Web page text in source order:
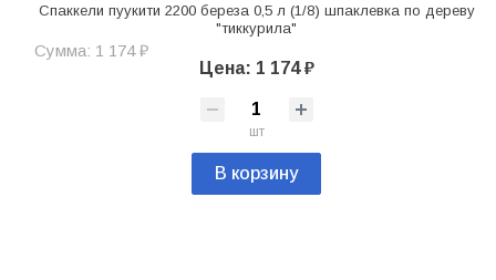
Спаккели пуукити 2200 береза 0,5 л (1/8) шпаклевка по дереву
"тиккурила"
Сумма: 1 174 ₽
Цена: 1 174 ₽
шт
В корзину